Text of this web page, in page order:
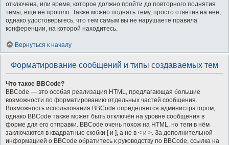
отключена, или время, которое должно пройти до повторного поднятия
темы, ещё не прошло. Также можно поднять тему, просто ответив на неё,
однако удостоверьтесь, что тем самым вы не нарушаете правила
конференции, на которой находитесь.
Вернуться к началу
Форматирование сообщений и типы создаваемых тем
Что такое BBCode?
BBCode — это особая реализация HTML, предлагающая большие
возможности по форматированию отдельных частей сообщения.
Возможность использования BBCode определяется администратором,
однако BBCode также может быть отключён на уровне сообщения в
форме для его отправки. BBCode очень похож на HTML, но теги в нём
заключаются в квадратные скобки [ и ], а не в < и >. За дополнительной
информацией о BBCode обратитесь к руководству по BBCode, ссылка на